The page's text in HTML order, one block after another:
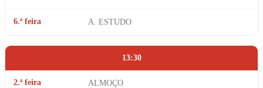
6.ª feira A. ESTUDO
13:30
2.ª feira ALMOÇO